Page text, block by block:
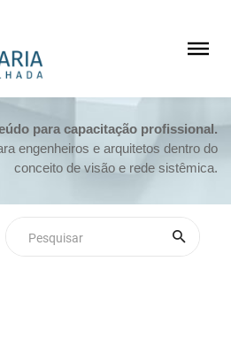
para capacitação profissional.
engenheiros e arquitetos dentro do
conceito de visão e rede sistêmica.